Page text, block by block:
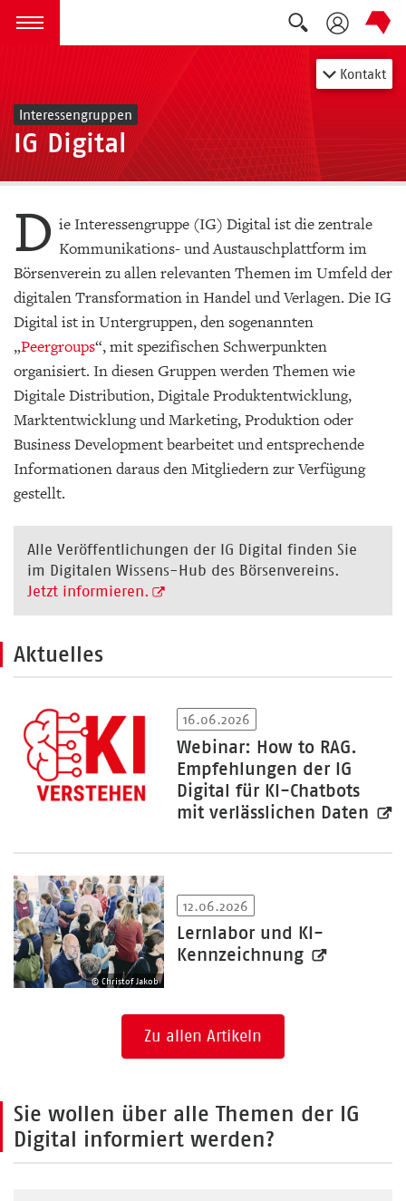
zum Inhalt springen
Menü öffnen
Suche
Kontakt
Interessengruppen
IG Digital
D ie Interessengruppe (IG) Digital ist die zentrale
Kommunikations- und Austauschplattform im
Börsenverein zu allen relevanten Themen im Umfeld der
digitalen Transformation in Handel und Verlagen. Die IG
Digital ist in Untergruppen, den sogenannten
„Peergroups“, mit spezifischen Schwerpunkten
organisiert. In diesen Gruppen werden Themen wie
Digitale Distribution, Digitale Produktentwicklung,
Marktentwicklung und Marketing, Produktion oder
Business Development bearbeitet und entsprechende
Informationen daraus den Mitgliedern zur Verfügung
gestellt.
Alle Veröffentlichungen der IG Digital finden Sie
im Digitalen Wissens-Hub des Börsenvereins.
Jetzt informieren.
Aktuelles
16.06.2026
Webinar: How to RAG.
Empfehlungen der IG
Digital für KI-Chatbots
mit verlässlichen Daten
© Christof Jakob
12.06.2026
Lernlabor und KI-
Kennzeichnung
Zu allen Artikeln
Sie wollen über alle Themen der IG
Digital informiert werden?